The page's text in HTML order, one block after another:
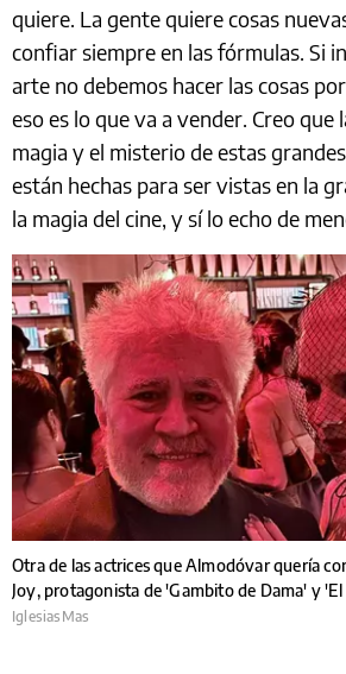
quiere. La gente quiere cosas
confiar siempre en las fórmulas. Si
arte no debemos hacer las cosas
eso es lo que va a vender. Creo que
magia y el misterio de estas
están hechas para ser vistas en la
la magia del cine, y sí lo echo de
Otra de las actrices que Almodóvar quería
Joy, protagonista de 'Gambito de Dama' y
IglesiasMas